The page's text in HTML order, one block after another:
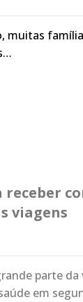
muitas
viagens
parte
em